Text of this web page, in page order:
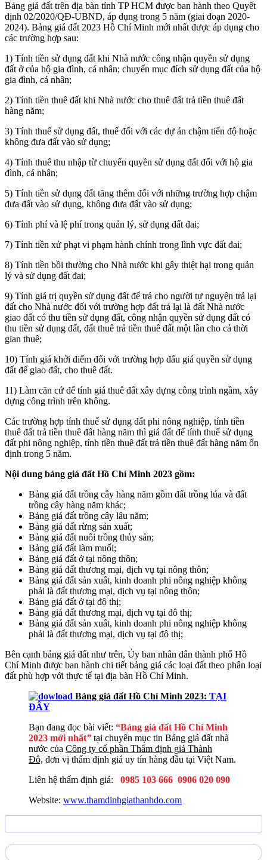
Bảng giá đất trên địa bàn tỉnh TP HCM được ban hành theo Quyết
định 02/2020/QĐ-UBND, áp dụng trong 5 năm (giai đoạn 2020-
2024). Bảng giá đất 2023 Hồ Chí Minh mới nhất được áp dụng cho
các trường hợp sau:
1) Tính tiền sử dụng đất khi Nhà nước công nhận quyền sử dụng
đất ở của hộ gia đình, cá nhân; chuyển mục đích sử dụng đất của hộ
gia đình, cá nhân;
2) Tính tiền thuê đất khi Nhà nước cho thuê đất trả tiền thuê đất
hàng năm;
3) Tính thuế sử dụng đất, thuế đối với các dự án chậm tiến độ hoặc
không đưa đất vào sử dụng;
4) Tính thuế thu nhập từ chuyển quyền sử dụng đất đối với hộ gia
đình, cá nhân;
5) Tính tiền sử dụng đất tăng thêm đối với những trường hợp chậm
đưa đất vào sử dụng, không đưa đất vào sử dụng;
6) Tính phí và lệ phí trong quản lý, sử dụng đất đai;
7) Tính tiền xử phạt vi phạm hành chính trong lĩnh vực đất đai;
8) Tính tiền bồi thường cho Nhà nước khi gây thiệt hại trong quản
lý và sử dụng đất đai;
9) Tính giá trị quyền sử dụng đất để trả cho người tự nguyện trả lại
đất cho Nhà nước đối với trường hợp đất trả lại là đất Nhà nước
giao đất có thu tiền sử dụng đất, công nhận quyền sử dụng đất có
thu tiền sử dụng đất, đất thuê trả tiền thuê đất một lần cho cả thời
gian thuê;
10) Tính giá khởi điểm đối với trường hợp đấu giá quyền sử dụng
đất để giao đất, cho thuê đất.
11) Làm căn cứ để tính giá thuê đất xây dựng công trình ngầm, xây
dựng công trình trên không.
Các trường hợp tính thuế sử dụng đất phi nông nghiệp, tính tiền
thuê đất trả tiền thuê đất hàng năm thì giá đất để tính thuế sử dụng
đất phi nông nghiệp, tính tiền thuê đất trả tiền thuê đất hàng năm ổn
định trong 5 năm.
Nội dung bảng giá đất Hồ Chí Minh 2023 gồm:
Bảng giá đất trồng cây hàng năm gồm đất trồng lúa và đất
trồng cây hàng năm khác;
Bảng giá đất trồng cây lâu năm;
Bảng giá đất rừng sản xuất;
Bảng giá đất nuôi trồng thủy sản;
Bảng giá đất làm muối;
Bảng giá đất ở tại nông thôn;
Bảng giá đất thương mại, dịch vụ tại nông thôn;
Bảng giá đất sản xuất, kinh doanh phi nông nghiệp không
phải là đất thương mại, dịch vụ tại nông thôn;
Bảng giá đất ở tại đô thị;
Bảng giá đất thương mại, dịch vụ tại đô thị;
Bảng giá đất sản xuất, kinh doanh phi nông nghiệp không
phải là đất thương mại, dịch vụ tại đô thị;
Bên cạnh bảng giá đất như trên, Ủy ban nhân dân thành phố Hồ
Chí Minh được ban hành chi tiết bảng giá các loại đất theo phân loại
đất phù hợp với thực tế tại địa bàn Hồ Chí Minh.
Bảng giá đất Hồ Chí Minh 2023: TẠI
ĐÂY
Bạn đang đọc bài viết: “Bảng giá đất Hồ Chí Minh
2023 mới nhất” tại chuyên mục tin Bảng giá đất nhà
nước của Công ty cổ phần Thẩm định giá Thành
Đô, đơn vị thẩm định giá uy tín hàng đầu tại Việt Nam.
Liên hệ thẩm định giá:
0985 103 666 0906 020 090
Website: www.thamdinhgiathanhdo.com